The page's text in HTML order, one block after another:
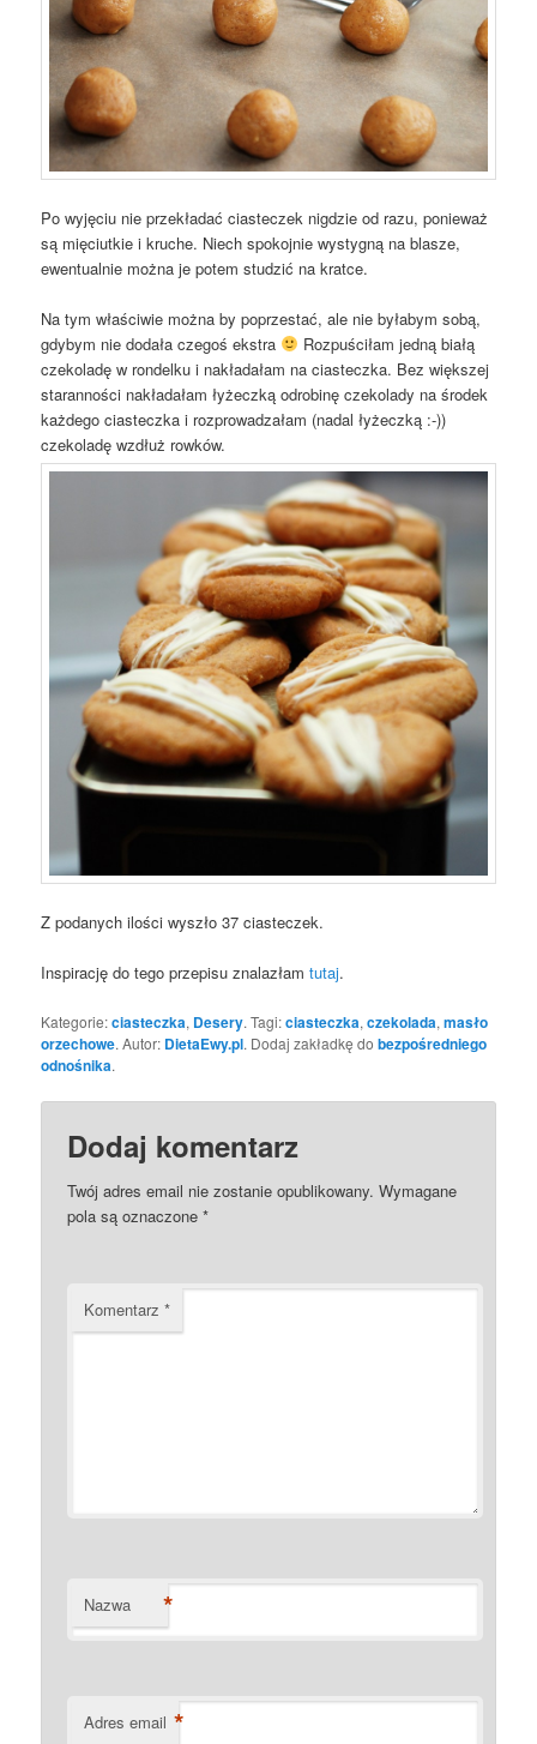
Po wyjęciu nie przekładać ciasteczek nigdzie od razu, ponieważ
są mięciutkie i kruche. Niech spokojnie wystygną na blasze,
ewentualnie można je potem studzić na kratce.
Na tym właściwie można by poprzestać, ale nie byłabym sobą,
gdybym nie dodała czegoś ekstra
Rozpuściłam jedną białą
czekoladę w rondelku i nakładałam na ciasteczka. Bez większej
staranności nakładałam łyżeczką odrobinę czekolady na środek
każdego ciasteczka i rozprowadzałam (nadal łyżeczką :-))
czekoladę wzdłuż rowków.
Z podanych ilości wyszło 37 ciasteczek.
Inspirację do tego przepisu znalazłamtutaj.
Kategorie:ciasteczka, Desery. Tagi:ciasteczka,czekolada,masło
orzechowe. Autor: DietaEwy.pl. Dodaj zakładkę dobezpośredniego
odnośnika.
Dodaj komentarz
Twój adres email nie zostanie opublikowany. Wymagane
pola są oznaczone*
Komentarz*
Nazwa *
Adres email *